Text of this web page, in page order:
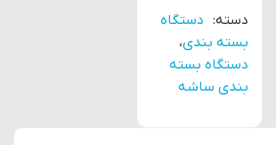
دسته: دستگاه
بسته بندی،
دستگاه بسته
بندی ساشه